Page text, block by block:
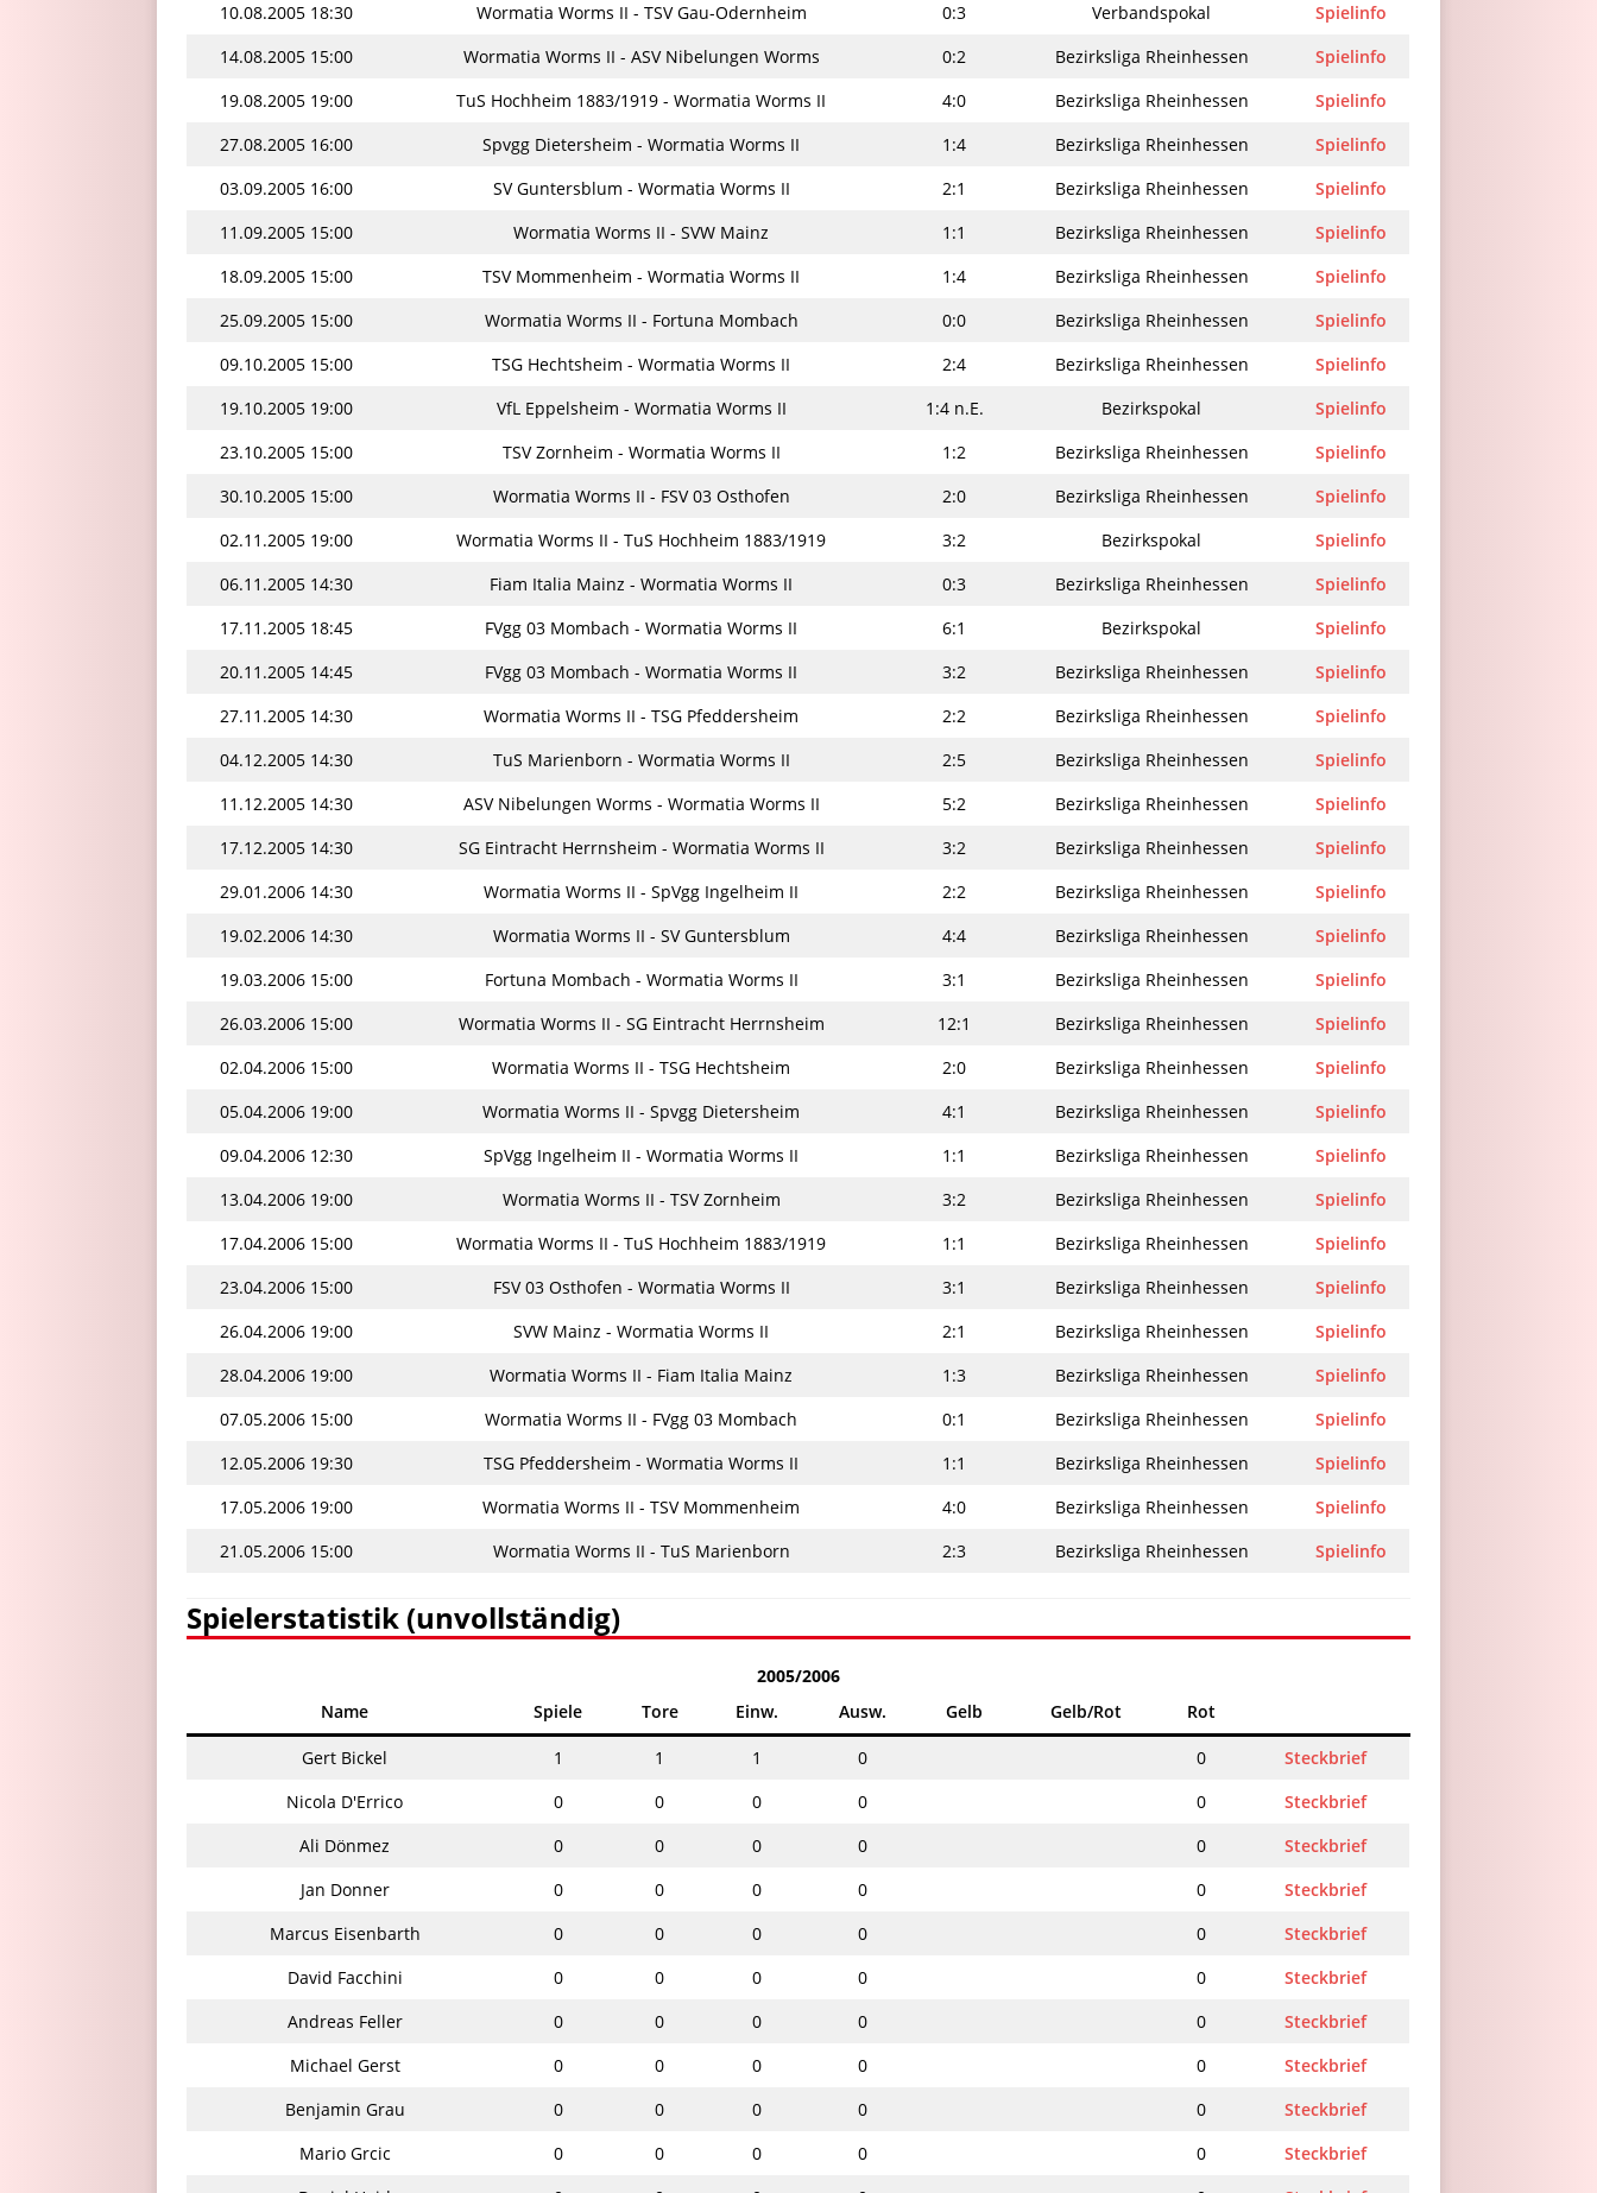
10.08.2005 18:30
Wormatia Worms II - TSV Gau-Odernheim 0:3 Verbandspokal
Spielinfo
14.08.2005 15:00
Wormatia Worms II - ASV Nibelungen Worms 0:2 Bezirksliga Rheinhessen
Spielinfo
19.08.2005 19:00
TuS Hochheim 1883/1919 - Wormatia Worms II 4:0 Bezirksliga Rheinhessen
Spielinfo
27.08.2005 16:00
Spvgg Dietersheim - Wormatia Worms II 1:4 Bezirksliga Rheinhessen
Spielinfo
03.09.2005 16:00
SV Guntersblum - Wormatia Worms II 2:1 Bezirksliga Rheinhessen
Spielinfo
11.09.2005 15:00
Wormatia Worms II - SVW Mainz 1:1 Bezirksliga Rheinhessen
Spielinfo
18.09.2005 15:00
TSV Mommenheim - Wormatia Worms II 1:4 Bezirksliga Rheinhessen
Spielinfo
25.09.2005 15:00
Wormatia Worms II - Fortuna Mombach 0:0 Bezirksliga Rheinhessen
Spielinfo
09.10.2005 15:00
TSG Hechtsheim - Wormatia Worms II 2:4 Bezirksliga Rheinhessen
Spielinfo
19.10.2005 19:00
VfL Eppelsheim - Wormatia Worms II 1:4 n.E. Bezirkspokal
Spielinfo
23.10.2005 15:00
TSV Zornheim - Wormatia Worms II 1:2 Bezirksliga Rheinhessen
Spielinfo
30.10.2005 15:00
Wormatia Worms II - FSV 03 Osthofen 2:0 Bezirksliga Rheinhessen
Spielinfo
02.11.2005 19:00
Wormatia Worms II - TuS Hochheim 1883/1919 3:2 Bezirkspokal
Spielinfo
06.11.2005 14:30
Fiam Italia Mainz - Wormatia Worms II 0:3 Bezirksliga Rheinhessen
Spielinfo
17.11.2005 18:45
FVgg 03 Mombach - Wormatia Worms II 6:1 Bezirkspokal
Spielinfo
20.11.2005 14:45
FVgg 03 Mombach - Wormatia Worms II 3:2 Bezirksliga Rheinhessen
Spielinfo
27.11.2005 14:30
Wormatia Worms II - TSG Pfeddersheim 2:2 Bezirksliga Rheinhessen
Spielinfo
04.12.2005 14:30
TuS Marienborn - Wormatia Worms II 2:5 Bezirksliga Rheinhessen
Spielinfo
11.12.2005 14:30
ASV Nibelungen Worms - Wormatia Worms II 5:2 Bezirksliga Rheinhessen
Spielinfo
17.12.2005 14:30
SG Eintracht Herrnsheim - Wormatia Worms II 3:2 Bezirksliga Rheinhessen
Spielinfo
29.01.2006 14:30
Wormatia Worms II - SpVgg Ingelheim II 2:2 Bezirksliga Rheinhessen
Spielinfo
19.02.2006 14:30
Wormatia Worms II - SV Guntersblum 4:4 Bezirksliga Rheinhessen
Spielinfo
19.03.2006 15:00
Fortuna Mombach - Wormatia Worms II 3:1 Bezirksliga Rheinhessen
Spielinfo
26.03.2006 15:00
Wormatia Worms II - SG Eintracht Herrnsheim 12:1 Bezirksliga Rheinhessen
Spielinfo
02.04.2006 15:00
Wormatia Worms II - TSG Hechtsheim 2:0 Bezirksliga Rheinhessen
Spielinfo
05.04.2006 19:00
Wormatia Worms II - Spvgg Dietersheim 4:1 Bezirksliga Rheinhessen
Spielinfo
09.04.2006 12:30
SpVgg Ingelheim II - Wormatia Worms II 1:1 Bezirksliga Rheinhessen
Spielinfo
13.04.2006 19:00
Wormatia Worms II - TSV Zornheim 3:2 Bezirksliga Rheinhessen
Spielinfo
17.04.2006 15:00
Wormatia Worms II - TuS Hochheim 1883/1919 1:1 Bezirksliga Rheinhessen
Spielinfo
23.04.2006 15:00
FSV 03 Osthofen - Wormatia Worms II 3:1 Bezirksliga Rheinhessen
Spielinfo
26.04.2006 19:00
SVW Mainz - Wormatia Worms II 2:1 Bezirksliga Rheinhessen
Spielinfo
28.04.2006 19:00
Wormatia Worms II - Fiam Italia Mainz 1:3 Bezirksliga Rheinhessen
Spielinfo
07.05.2006 15:00
Wormatia Worms II - FVgg 03 Mombach 0:1 Bezirksliga Rheinhessen
Spielinfo
12.05.2006 19:30
TSG Pfeddersheim - Wormatia Worms II 1:1 Bezirksliga Rheinhessen
Spielinfo
17.05.2006 19:00
Wormatia Worms II - TSV Mommenheim 4:0 Bezirksliga Rheinhessen
Spielinfo
21.05.2006 15:00
Wormatia Worms II - TuS Marienborn 2:3 Bezirksliga Rheinhessen Spielinfo
Spielerstatistik (unvollständig)
2005/2006
Name
Spiele Tore Einw. Ausw. Gelb Gelb/Rot Rot
Gert Bickel 1 1 1 0 0
Steckbrief
Nicola D'Errico
0 0 0 0 0
Steckbrief
Ali Dönmez
0 0 0 0 0
Steckbrief
Jan Donner
0 0 0 0 0
Steckbrief
Marcus Eisenbarth
0 0 0 0 0
Steckbrief
David Facchini
0 0 0 0 0
Steckbrief
Andreas Feller
0 0 0 0 0
Steckbrief
Michael Gerst
0 0 0 0 0
Steckbrief
Benjamin Grau
0 0 0 0 0
Steckbrief
Mario Grcic
0 0 0 0 0
Steckbrief